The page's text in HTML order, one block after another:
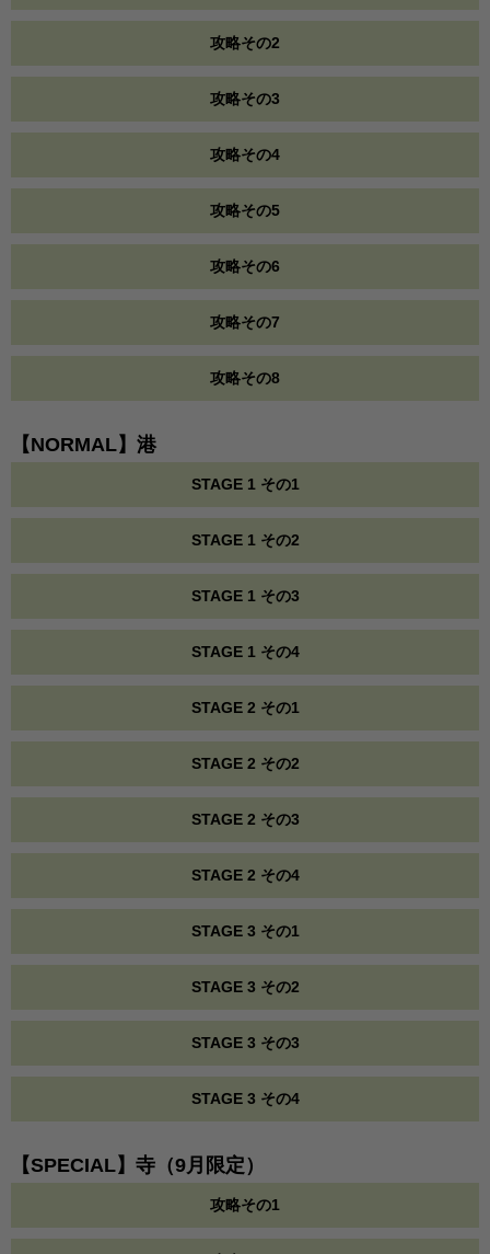
攻略その2
攻略その3
攻略その4
攻略その5
攻略その6
攻略その7
攻略その8
【NORMAL】港
STAGE 1 その1
STAGE 1 その2
STAGE 1 その3
STAGE 1 その4
STAGE 2 その1
STAGE 2 その2
STAGE 2 その3
STAGE 2 その4
STAGE 3 その1
STAGE 3 その2
STAGE 3 その3
STAGE 3 その4
【SPECIAL】寺（9月限定）
攻略その1